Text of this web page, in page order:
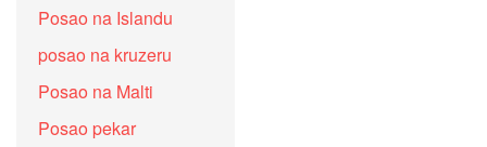
Posao na Islandu
posao na kruzeru
Posao na Malti
Posao pekar